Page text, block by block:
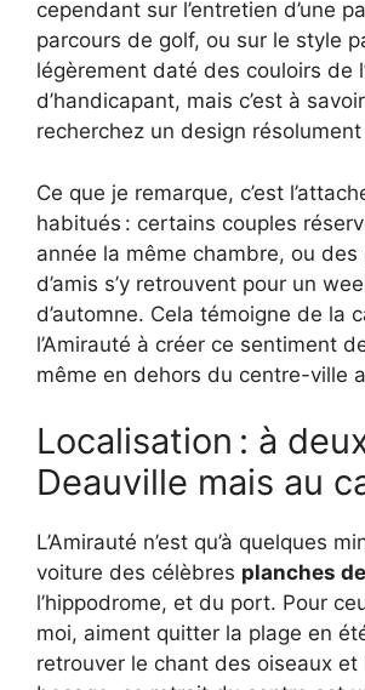
cependant sur l’entretien d’une
parcours de golf, ou sur le style
légèrement daté des couloirs de
d’handicapant, mais c’est à
recherchez un design
Ce que je remarque, c’est
habitués : certains couples
année la même chambre, ou des
d’amis s’y retrouvent pour un
d’automne. Cela témoigne de la
l’Amirauté à créer ce sentiment
même en dehors du centre-ville
Localisation : à
Deauville mais au
L’Amirauté n’est qu’à quelques
voiture des célèbres planches
l’hippodrome, et du port. Pour
moi, aiment quitter la plage en
retrouver le chant des oiseaux et